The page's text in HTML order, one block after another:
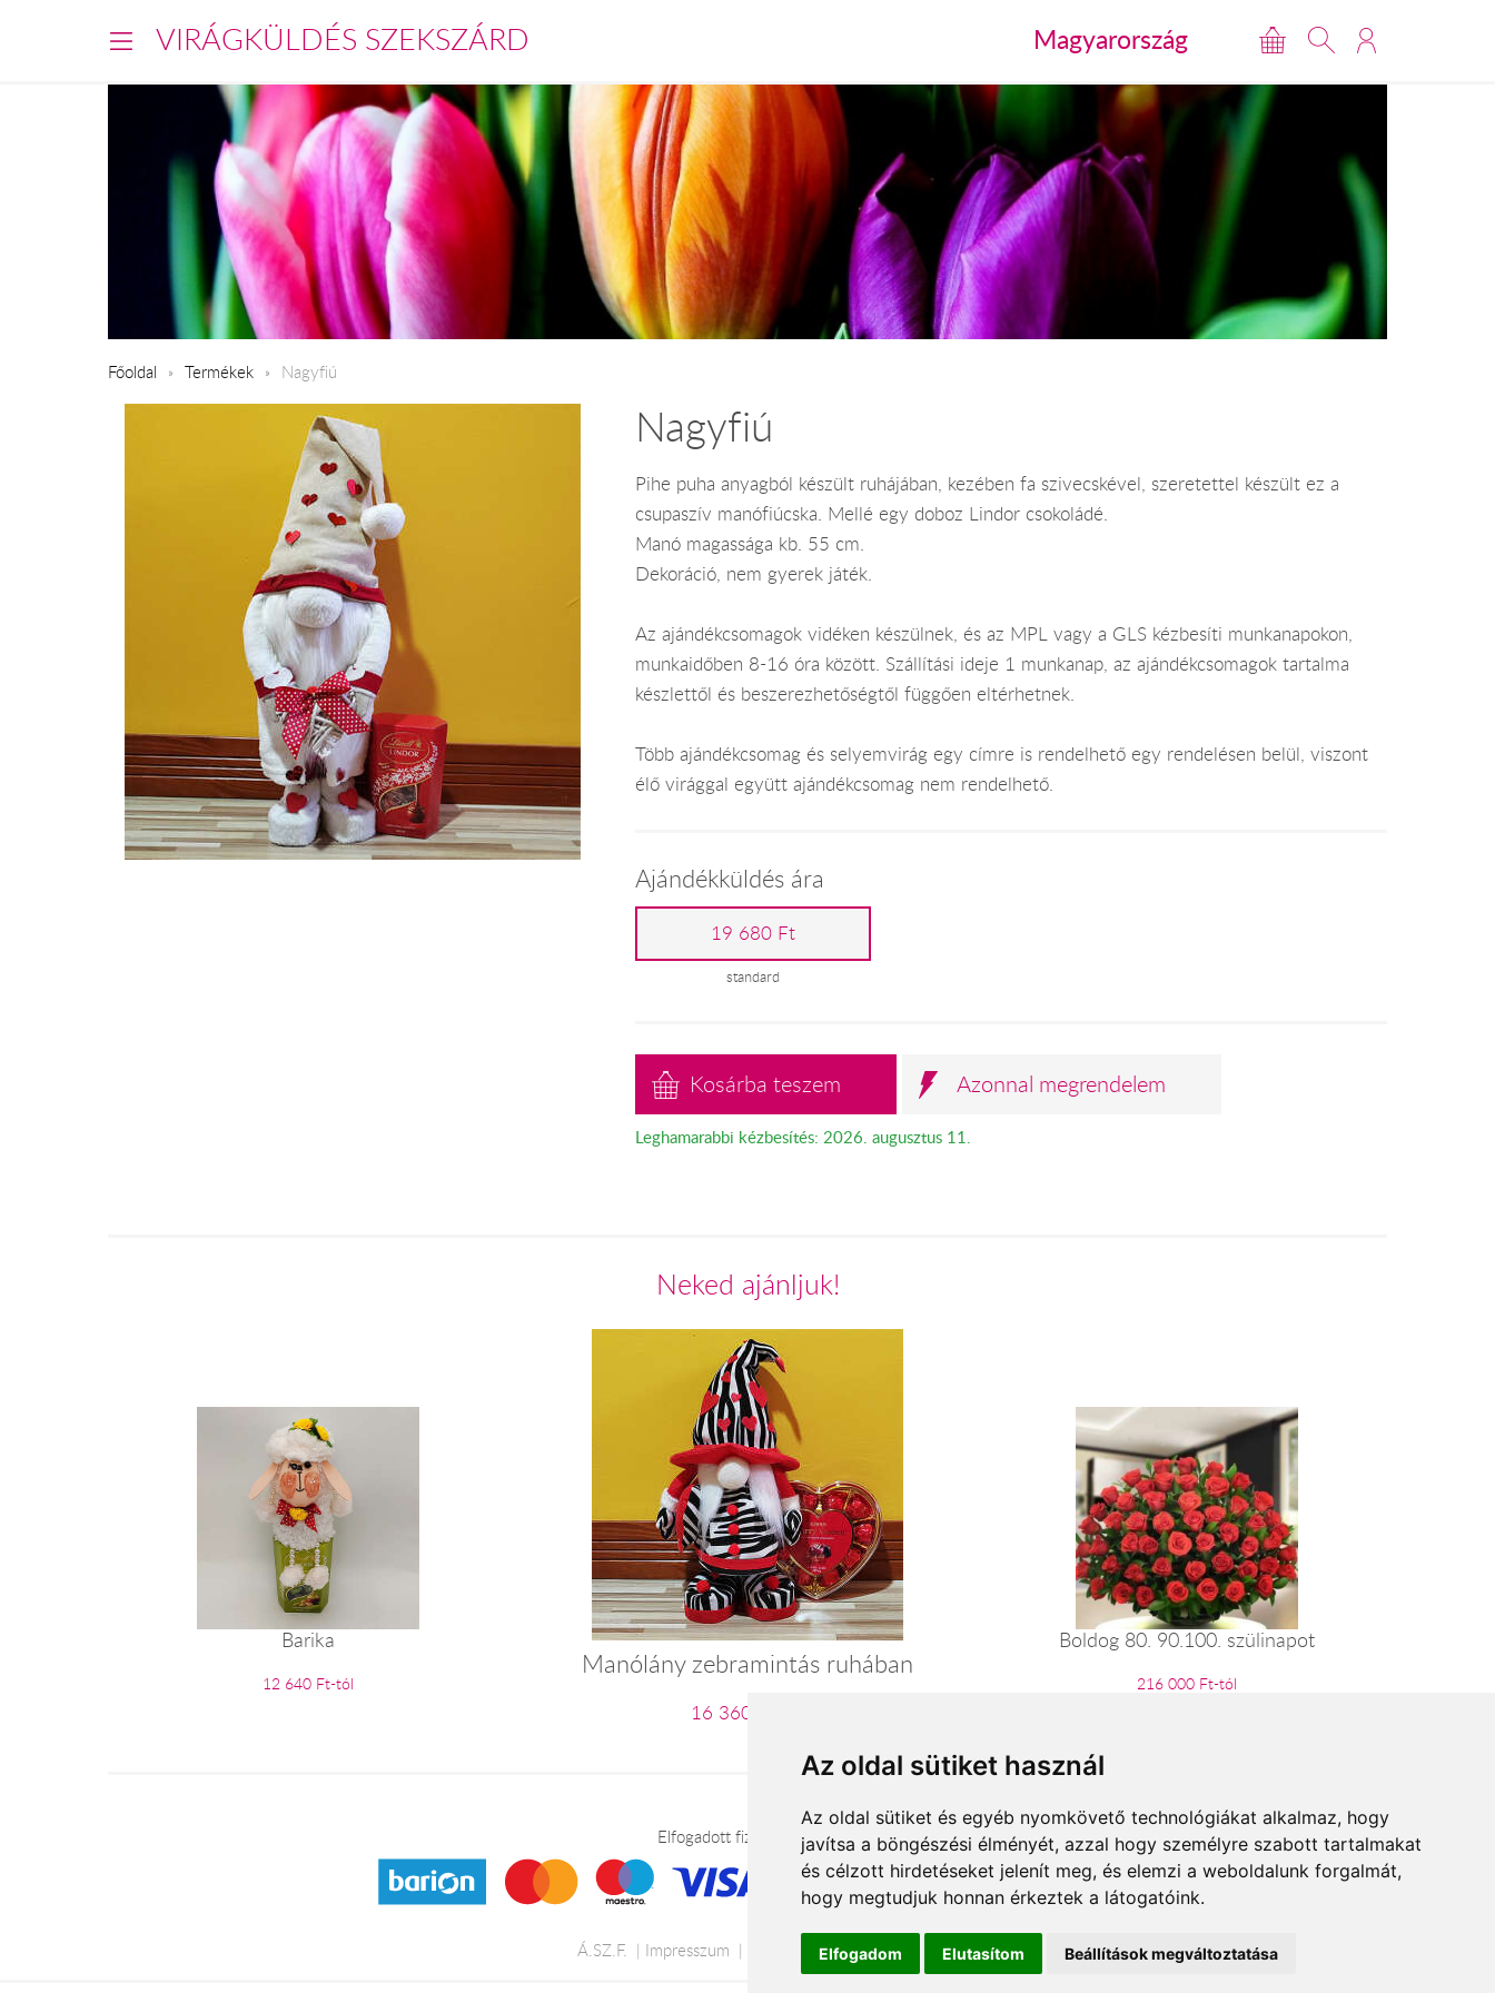
Az oldal sütiket használ
Az oldal sütiket és egyéb nyomkövető technológiákat alkalmaz, hogy
javítsa a böngészési élményét, azzal hogy személyre szabott tartalmakat
és célzott hirdetéseket jelenít meg, és elemzi a weboldalunk forgalmát,
hogy megtudjuk honnan érkeztek a látogatóink.
Elfogadom Elutasítom Beállítások megváltoztatása
VIRÁGKÜLDÉS SZEKSZÁRD Magyarország
Főoldal Termékek Nagyfiú
Nagyfiú
Pihe puha anyagból készült ruhájában, kezében fa szivecskével, szeretettel készült ez a
csupaszív manófiúcska. Mellé egy doboz Lindor csokoládé.
Manó magassága kb. 55 cm.
Dekoráció, nem gyerek játék.
Az ajándékcsomagok vidéken készülnek, és az MPL vagy a GLS kézbesíti munkanapokon,
munkaidőben 8-16 óra között. Szállítási ideje 1 munkanap, az ajándékcsomagok tartalma
készlettől és beszerezhetőségtől függően eltérhetnek.
Több ajándékcsomag és selyemvirág egy címre is rendelhető egy rendelésen belül, viszont
élő virággal együtt ajándékcsomag nem rendelhető.
Ajándékküldés ára
19 680 Ft
standard
Kosárba teszem Azonnal megrendelem
Leghamarabbi kézbesítés: 2026. augusztus 11.
Neked ajánljuk!
Barika
12 640 Ft-tól
Manólány zebramintás ruhában
16 360 Ft-tól
Boldog 80. 90.100. szülinapot
216 000 Ft-tól
Elfogadott fizetési módok
Á.SZ.F. Impresszum Adatkezelési tájékoztató